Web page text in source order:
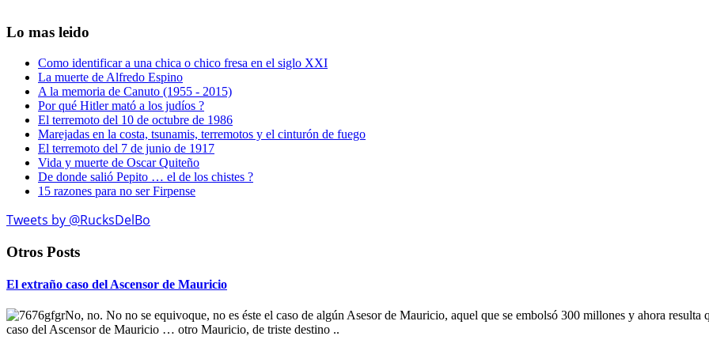
Lo mas leido
Como identificar a una chica o chico fresa en el siglo XXI
La muerte de Alfredo Espino
A la memoria de Canuto (1955 - 2015)
Por qué Hitler mató a los judíos ?
El terremoto del 10 de octubre de 1986
Marejadas en la costa, tsunamis, terremotos y el cinturón de fuego
El terremoto del 7 de junio de 1917
Vida y muerte de Oscar Quiteño
De donde salió Pepito … el de los chistes ?
15 razones para no ser Firpense
Tweets by @RucksDelBo
Otros Posts
El extraño caso del Ascensor de Mauricio
No, no. No no se equivoque, no es éste el caso de algún Asesor de Mauricio, aquel que se embolsó 300 millones y ahora resulta
caso del Ascensor de Mauricio … otro Mauricio, de triste destino ..